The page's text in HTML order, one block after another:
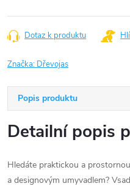
Dotaz k produktu
Značka: Dřevojas
Popis produktu
Detailní popis
Hledáte praktickou a
a designovým umyvadlem?